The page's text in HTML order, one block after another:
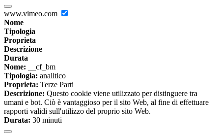
www.vimeo.com
Nome
Tipologia
Proprieta
Descrizione
Durata
Nome: __cf_bm
Tipologia: analitico
Proprieta: Terze Parti
Descrizione: Questo cookie viene utilizzato per distinguere tra
umani e bot. Ciò è vantaggioso per il sito Web, al fine di effettuare
rapporti validi sull'utilizzo del proprio sito Web.
Durata: 30 minuti